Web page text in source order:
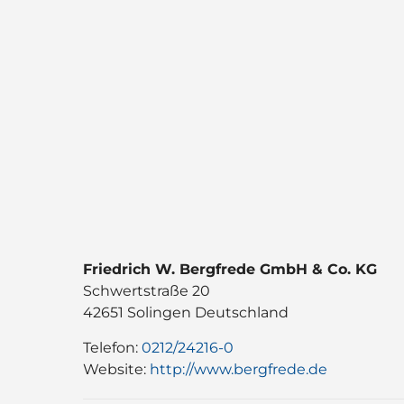
Friedrich W. Bergfrede GmbH & Co. KG
Schwertstraße 20
42651 Solingen Deutschland
Telefon: 0212/24216-0
Website: http://www.bergfrede.de